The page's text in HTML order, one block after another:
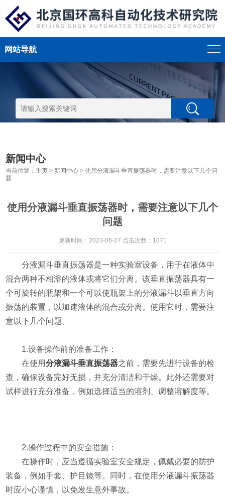
网站导航
新闻中心
当前位置： 主页 > 新闻中心 > 使用分液漏斗垂直振荡器时，需要注意以下几个问
题
使用分液漏斗垂直振荡器时，需要注意以下几个
问题
更新时间：2023-06-27 点击次数：1071
分液漏斗垂直振荡器是一种实验室设备，用于在液体中
混合两种不相溶的液体或将它们分离。该垂直振荡器具有一
个可旋转的瓶架和一个可以使瓶架上的分液漏斗以垂直方向
振荡的装置，以加速液体的混合或分离。使用它时，需要注
意以下几个问题。
1.设备操作前的准备工作：
在使用分液漏斗垂直振荡器之前，需要先进行设备的检
查，确保设备完好无损，并充分清洁和干燥。此外还需要对
试样进行充分准备，例如选择适当的溶剂、调整溶解度等。
2.操作过程中的安全措施：
在操作时，应当遵循实验室安全规定，佩戴必要的防护
装备，例如手套、护目镜等。同时，在使用分液漏斗振荡器
时应小心谨慎，以免发生意外事故。